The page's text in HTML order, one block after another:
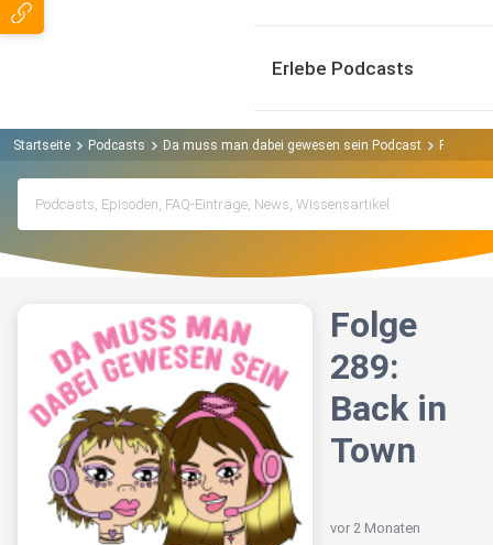
Erlebe Podcasts
Startseite Podcasts Da muss man dabei gewesen sein Podcast Folge
Folge
289:
Back in
Town
vor 2 Monaten